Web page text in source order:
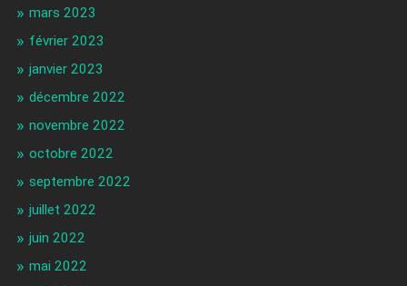
mars 2023
février 2023
janvier 2023
décembre 2022
novembre 2022
octobre 2022
septembre 2022
juillet 2022
juin 2022
mai 2022